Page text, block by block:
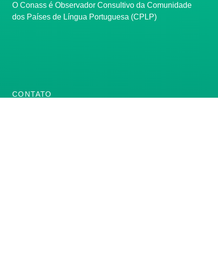
O Conass é Observador Consultivo da Comunidade
dos Países de Língua Portuguesa (CPLP)
CONTATO